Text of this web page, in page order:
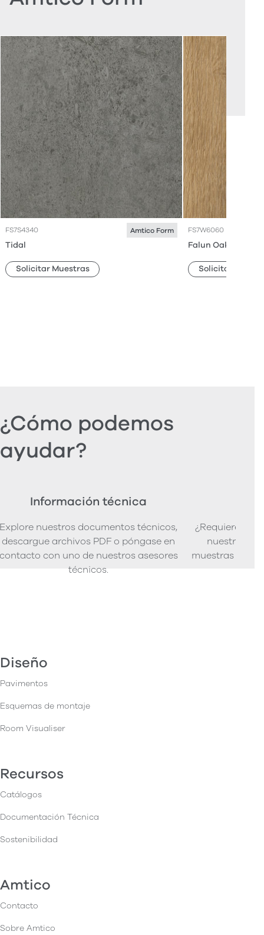
FS7S4340 Amtico Form
Tidal
Solicitar Muestras
FS7W6060
Falun Oak
Solicitar
¿Cómo podemos
ayudar?
Información técnica
Explore nuestros documentos técnicos,
descargue archivos PDF o póngase en
con uno de nuestros asesores
técnicos.
¿Requiere
nuestra
muestras de
Diseño
Pavimentos
Esquemas de montaje
Room Visualiser
Recursos
Catálogos
Documentación Técnica
Sostenibilidad
Amtico
Contacto
Sobre Amtico